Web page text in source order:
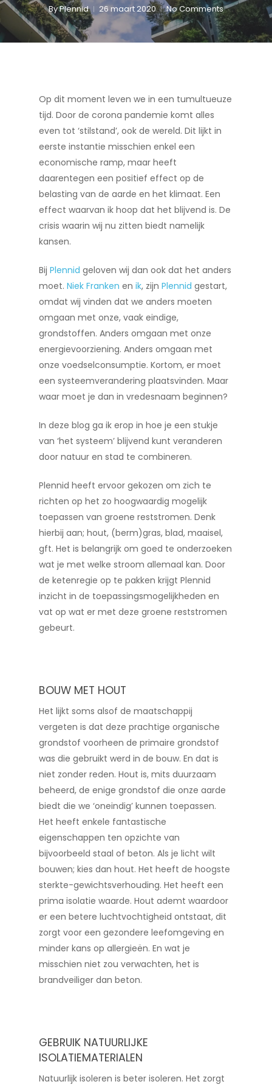
ByPlennid 26 maart 2020 No Comments
Op dit moment leven we in een tumultueuze
tijd. Door de corona pandemie komt alles
even tot ‘stilstand’, ook de wereld. Dit lijkt in
eerste instantie misschien enkel een
economische ramp, maar heeft
daarentegen een positief effect op de
belasting van de aarde en het klimaat. Een
effect waarvan ik hoop dat het blijvend is. De
crisis waarin wij nu zitten biedt namelijk
kansen.
BijPlennid geloven wij dan ook dat het anders
moet.Niek Franken enik, zijnPlennid gestart,
omdat wij vinden dat we anders moeten
omgaan met onze, vaak eindige,
grondstoffen. Anders omgaan met onze
energievoorziening. Anders omgaan met
onze voedselconsumptie. Kortom, er moet
een systeemverandering plaatsvinden. Maar
waar moet je dan in vredesnaam beginnen?
In deze blog ga ik erop in hoe je een stukje
van ‘het systeem’ blijvend kunt veranderen
door natuur en stad te combineren.
Plennid heeft ervoor gekozen om zich te
richten op het zo hoogwaardig mogelijk
toepassen van groene reststromen. Denk
hierbij aan; hout, (berm)gras, blad, maaisel,
gft. Het is belangrijk om goed te onderzoeken
wat je met welke stroom allemaal kan. Door
de ketenregie op te pakken krijgt Plennid
inzicht in de toepassingsmogelijkheden en
vat op wat er met deze groene reststromen
gebeurt.
BOUW MET HOUT
Het lijkt soms alsof de maatschappij
vergeten is dat deze prachtige organische
grondstof voorheen de primaire grondstof
was die gebruikt werd in de bouw. En dat is
niet zonder reden. Hout is, mits duurzaam
beheerd, de enige grondstof die onze aarde
biedt die we ‘oneindig’ kunnen toepassen.
Het heeft enkele fantastische
eigenschappen ten opzichte van
bijvoorbeeld staal of beton. Als je licht wilt
bouwen; kies dan hout. Het heeft de hoogste
sterkte-gewichtsverhouding. Het heeft een
prima isolatie waarde. Hout ademt waardoor
er een betere luchtvochtigheid ontstaat, dit
zorgt voor een gezondere leefomgeving en
minder kans op allergieën. En wat je
misschien niet zou verwachten, het is
brandveiliger dan beton.
GEBRUIK NATUURLIJKE
ISOLATIEMATERIALEN
Natuurlijk isoleren is beter isoleren. Het zorgt